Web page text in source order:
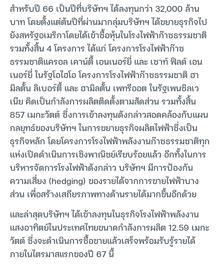
สำหรับปี 66 เป็นปีที่บริษัทฯ ได้ลงทุนกว่า 32,000 ล้าน
บาท โดยตั้งแต่ต้นปีที่ผ่านมากลุ่มบริษัทฯ ได้ขยายธุรกิจไป
ยังสหรัฐอเมริกาโดยได้เข้าซื้อหุ้นในโรงไฟฟ้าก๊าซธรรมชาติ
รวมทั้งสิ้น 4 โครงการ ได้แก่ โครงการโรงไฟฟ้าก๊าซ
ธรรมชาติแครอล เคาน์ตี้ เอนเนอร์ยี่ และ เซาท์ ฟิลด์ เอน
เนอร์ยี่ ในรัฐโอไฮโอ โครงการโรงไฟฟ้าก๊าซธรรมชาติ ฮา
มิลตั้น ลิเบอร์ตี้ และ ฮามิลตั้น เพทรีออต ในรัฐเพนซิลเว
เนีย คิดเป็นกำลังการผลิตติดตั้งตามสัดส่วน รวมทั้งสิ้น
857 เมกะวัตต์ ซึ่งการเข้าลงทุนดังกล่าวสอดคล้องกับแผน
กลยุทธ์ของบริษัทฯ ในการขยายธุรกิจผลิตไฟฟ้าซึ่งเป็น
ธุรกิจหลัก โดยโครงการโรงไฟฟ้าพลังงานก๊าซธรรมชาติทุก
แห่งเปิดดำเนินการเชิงพาณิชย์เรียบร้อยแล้ว อีกทั้งในการ
บริหารจัดการโรงไฟฟ้าดังกล่าว บริษัทฯ มีการป้องกัน
ความเสี่ยง (hedging) ของรายได้จากการขายไฟฟ้าบาง
ส่วน เพื่อสร้างเสถียรภาพทางด้านรายได้มากขึ้นอีกด้วย
และล่าสุดบริษัทฯ ได้เข้าลงทุนในธุรกิจโรงไฟฟ้าพลังงาน
แสงอาทิตย์ในประเทศไทยขนาดกำลังการผลิต 12.59 เมกะ
วัตต์ ซึ่งจะดำเนินการซื้อขายแล้วเสร็จพร้อมรับรู้รายได้
ภายในไตรมาสแรกของปี 67 นี้